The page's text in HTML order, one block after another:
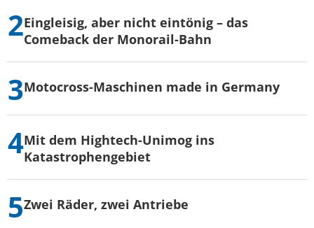
Eingleisig, aber nicht eintönig – das
Comeback der Monorail-Bahn
Motocross-Maschinen made in Germany
Mit dem Hightech-Unimog ins
Katastrophengebiet
Zwei Räder, zwei Antriebe